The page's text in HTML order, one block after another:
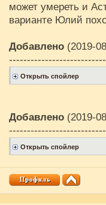
может умереть и
варианте Юлий
Добавлено (2019-
Добавлено (2019-